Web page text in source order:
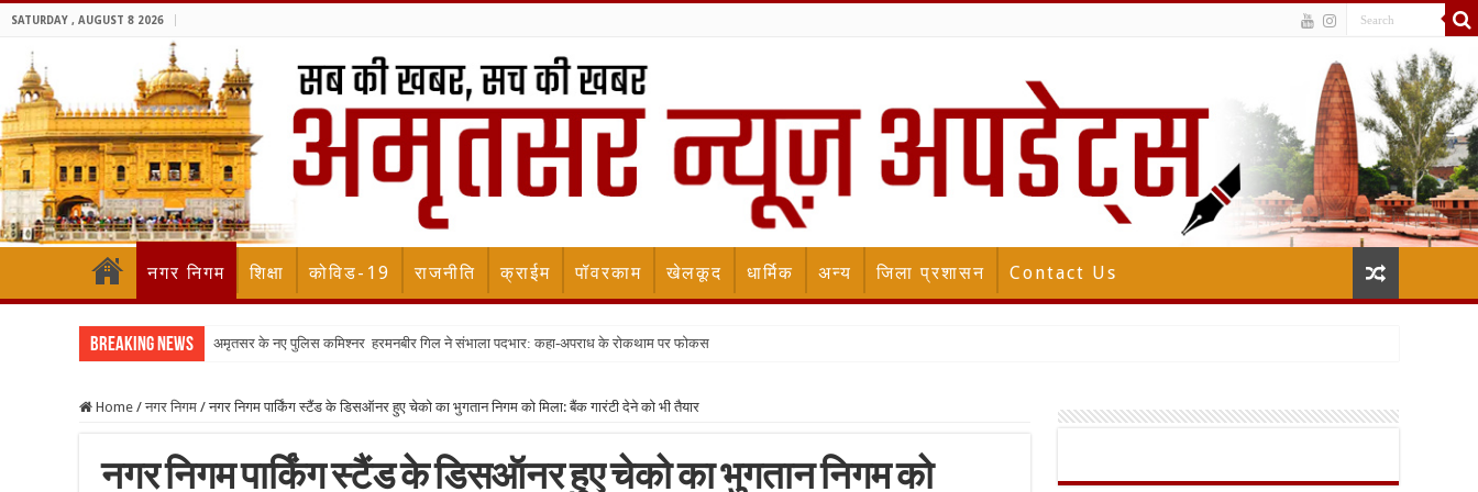
SATURDAY , AUGUST 8 2026
नगर निगम शिक्षा कोविड-19 राजनीति क्राईम पॉवरकाम खेलकूद धार्मिक अन्य जिला प्रशासन Contact Us
Breaking News अमृतसर के नए पुलिस कमिश्नर हरमनबीर गिल ने संभाला पदभार: कहा-अपराध के रोकथाम पर फोकस
Home / नगर निगम / नगर निगम पार्किंग स्टैंड के डिसऑनर हुए चेको का भुगतान निगम को मिला: बैंक गारंटी देने को भी तैयार
नगर निगम पार्किंग स्टैंड के डिसऑनर हुए चेको का भुगतान निगम को